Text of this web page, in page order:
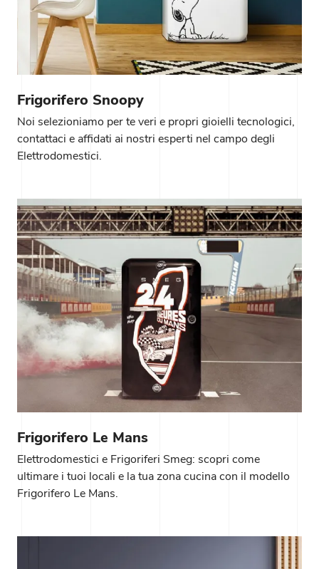
Frigorifero Snoopy
Noi selezioniamo per te veri e propri gioielli tecnologici,
contattaci e affidati ai nostri esperti nel campo degli
Elettrodomestici.
Frigorifero Le Mans
Elettrodomestici e Frigoriferi Smeg: scopri come
ultimare i tuoi locali e la tua zona cucina con il modello
Frigorifero Le Mans.